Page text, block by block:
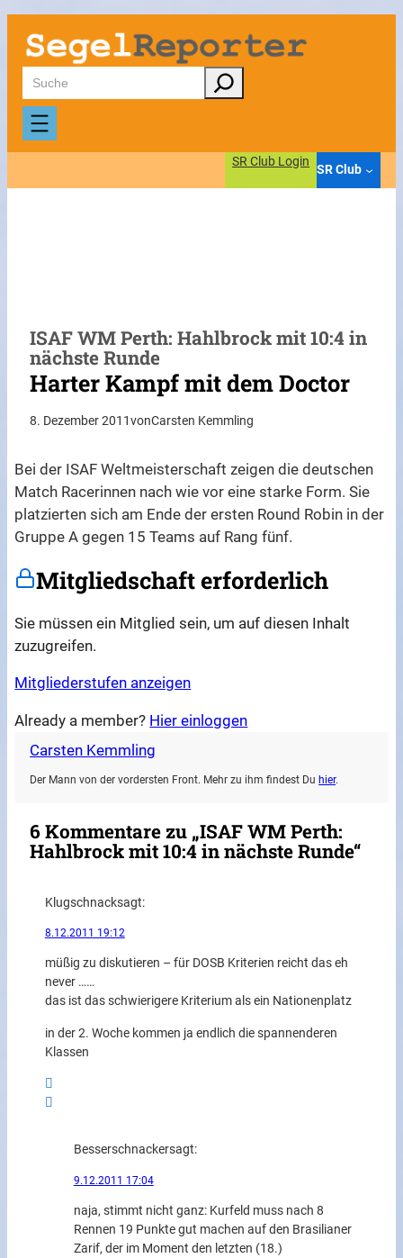
Zum
Inhalt
springen
Suchen
SR Club Login
SR Club
ISAF WM Perth: Hahlbrock mit 10:4 in
nächste Runde
Harter Kampf mit dem Doctor
8. Dezember 2011vonCarsten Kemmling
Bei der ISAF Weltmeisterschaft zeigen die deutschen
Match Racerinnen nach wie vor eine starke Form. Sie
platzierten sich am Ende der ersten Round Robin in der
Gruppe A gegen 15 Teams auf Rang fünf.
Mitgliedschaft erforderlich
Sie müssen ein Mitglied sein, um auf diesen Inhalt
zuzugreifen.
Mitgliederstufen anzeigen
Already a member? Hier einloggen
Carsten Kemmling
Der Mann von der vordersten Front. Mehr zu ihm findest Du hier.
6 Kommentare zu „ISAF WM Perth:
Hahlbrock mit 10:4 in nächste Runde“
Klugschnacksagt:
8.12.2011 19:12
müßig zu diskutieren – für DOSB Kriterien reicht das eh
never ……
das ist das schwierigere Kriterium als ein Nationenplatz
in der 2. Woche kommen ja endlich die spannenderen
Klassen
Besserschnackersagt:
9.12.2011 17:04
naja, stimmt nicht ganz: Kurfeld muss nach 8
Rennen 19 Punkte gut machen auf den Brasilianer
Zarif, der im Moment den letzten (18.)